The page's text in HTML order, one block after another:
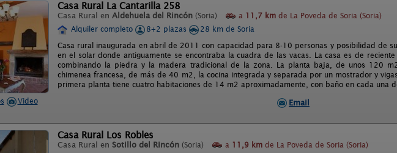
Video
Casa Rural La Cantarilla 258
Casa Rural en Aldehuela del Rincón (Soria) a 11,7 km de La Poveda de Soria (Soria)
Alquiler completo
8+2 plazas
28 km de Soria
Casa rural inaugurada en abril de 2011 con capacidad para 8-10 personas y posibilidad de
en el solar donde antiguamente se encontraba la cuadra de las vacas. La casa es de reciente
combinando la piedra y la madera tradicional de la zona. La planta baja, de unos 120
chimenea francesa, de más de 40 m2, la cocina integrada y separada por un mostrador y
primera planta tiene cuatro habitaciones de 14 m2 aproximadamente, con baño en cada una
Email
Casa Rural Los Robles
Casa Rural en Sotillo del Rincón (Soria) a 11,9 km de La Poveda de Soria (Soria)